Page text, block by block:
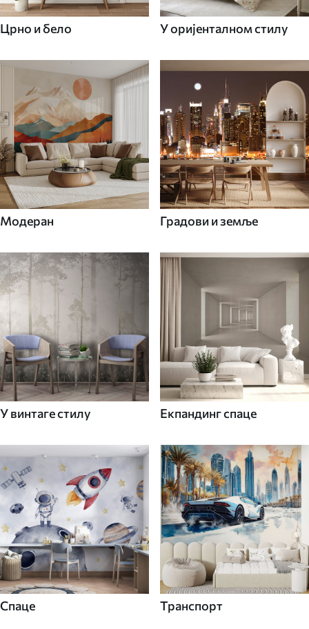
Црно и бело У оријенталном стилу
Модеран Градови и земље
У винтаге стилу Екпандинг спаце
Спаце Транспорт